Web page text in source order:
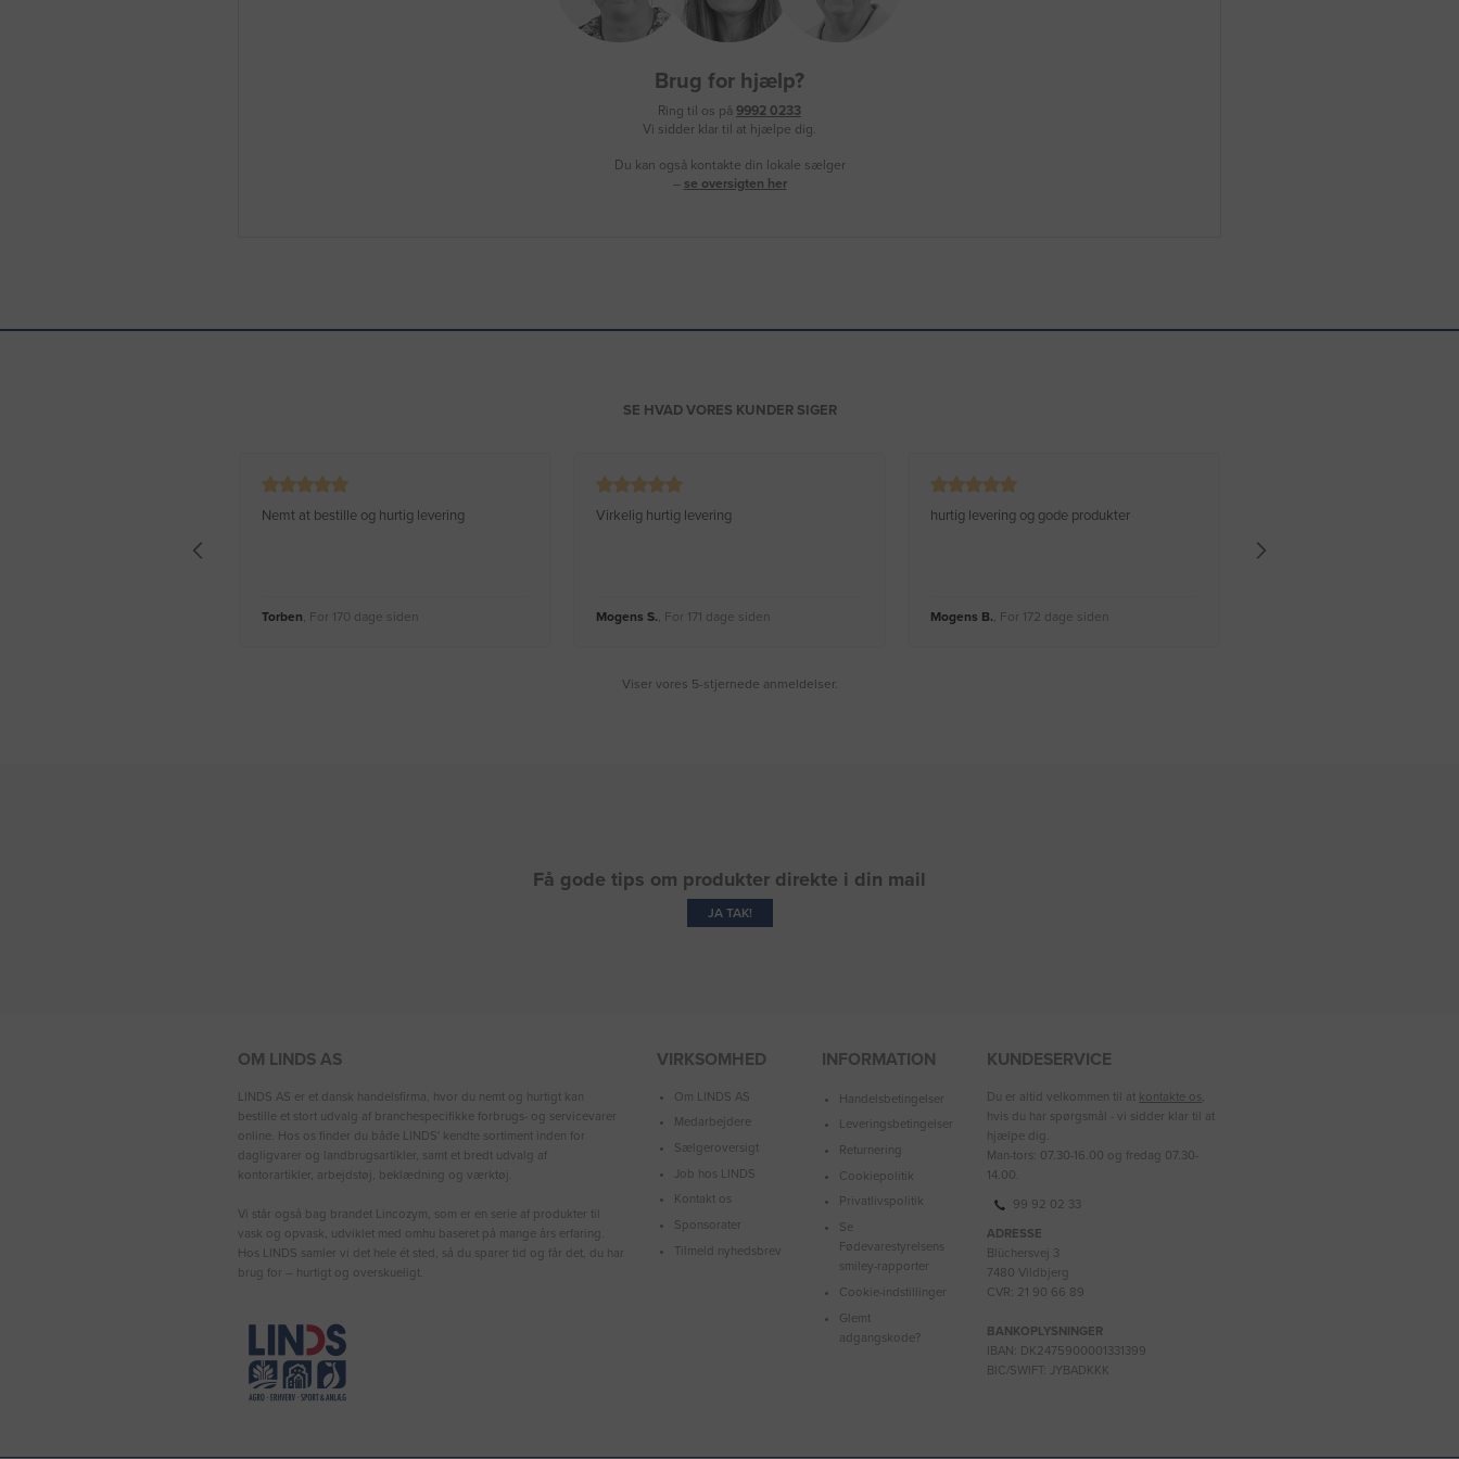
Brug for hjælp?
Ring til os på 9992 0233
Vi sidder klar til at hjælpe dig.
Du kan også kontakte din lokale sælger
– se oversigten her
SE HVAD VORES KUNDER SIGER
Nemt at bestille og hurtig levering
Torben, For 170 dage siden
Virkelig hurtig levering
Mogens S., For 171 dage siden
hurtig levering og gode produkter
Mogens B., For 172 dage siden
Viser vores 5-stjernede anmeldelser.
Få gode tips om produkter direkte i din mail
JA TAK!
OM LINDS AS
LINDS AS er et dansk handelsfirma, hvor du nemt og hurtigt kan
bestille et stort udvalg af branchespecifikke forbrugs- og servicevarer
online. Hos os finder du både LINDS′ kendte sortiment inden for
dagligvarer og landbrugsartikler, samt et bredt udvalg af
kontorartikler, arbejdstøj, beklædning og værktøj.
Vi står også bag brandet Lincozym, som er en serie af produkter til
vask og opvask, udviklet med omhu baseret på mange års erfaring.
Hos LINDS samler vi det hele ét sted, så du sparer tid og får det, du har
brug for – hurtigt og overskueligt.
VIRKSOMHED
Om LINDS AS
Medarbejdere
Sælgeroversigt
Job hos LINDS
Kontakt os
Sponsorater
Tilmeld nyhedsbrev
INFORMATION
Handelsbetingelser
Leveringsbetingelser
Returnering
Cookiepolitik
Privatlivspolitik
Se
Fødevarestyrelsens
smiley-rapporter
Cookie-indstillinger
Glemt
adgangskode?
KUNDESERVICE
Du er altid velkommen til at kontakte os,
hvis du har spørgsmål - vi sidder klar til at
hjælpe dig.
Man-tors: 07.30-16.00 og fredag 07.30-
14.00.
99 92 02 33
ADRESSE
Blüchersvej 3
7480 Vildbjerg
CVR: 21 90 66 89
BANKOPLYSNINGER
IBAN: DK2475900001331399
BIC/SWIFT: JYBADKKK